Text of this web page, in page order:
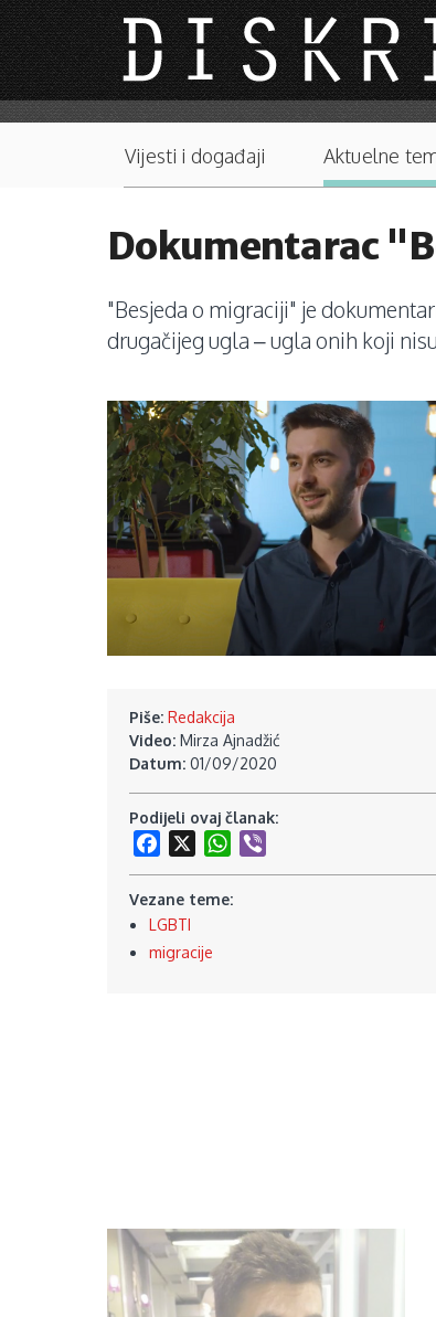
Skip to main content
Main menu
Vijesti i događaji Aktuelne
Dokumentarac
"Besjeda o migraciji" je
drugačijeg ugla – ugla onih koji
Piše: Redakcija
Video: Mirza Ajnadžić
Datum: 01/09/2020
Podijeli ovaj članak:
Facebook
WhatsApp
Vezane teme:
LGBTI
migracije